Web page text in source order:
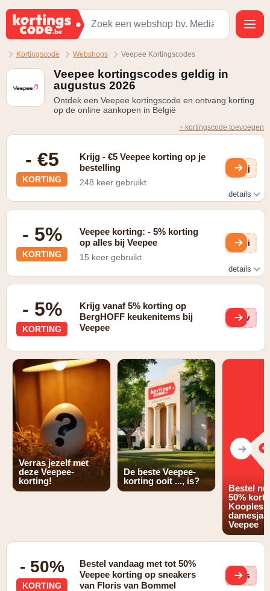
Kortingscode Webshops Veepee Kortingscodes
Veepee kortingscodes geldig in
augustus 2026
Ontdek een Veepee kortingscode en ontvang korting
op de online aankopen in België
+ kortingscode toevoegen
- €5
KORTING
Krijg - €5 Veepee korting op je
bestelling
248 keer gebruikt
OCj
details
- 5%
KORTING
Veepee korting: - 5% korting
op alles bij Veepee
15 keer gebruikt
sui
details
- 5%
KORTING
Krijg vanaf 5% korting op
BergHOFF keukenitems bij
Veepee
UCv
Verras jezelf met
deze Veepee-
korting!
De beste Veepee-
korting ooit ..., is?
Bestel
50%
Kooples
Veepee
- 50%
KORTING
Bestel vandaag met tot 50%
Veepee korting op sneakers
van Floris van Bommel
DFs